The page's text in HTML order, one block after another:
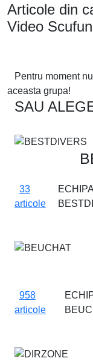
Articole din
Video
Pentru moment
aceasta grupa!
SAU
33
articole
958
articole